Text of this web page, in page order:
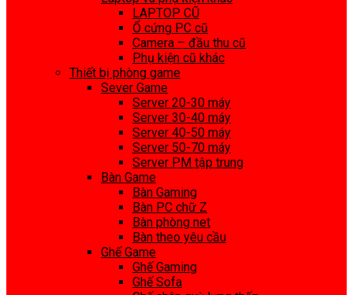
LAPTOP CŨ
Ổ cứng PC cũ
Camera – đầu thu cũ
Phụ kiện cũ khác
Thiết bị phòng game
Sever Game
Server 20-30 máy
Server 30-40 máy
Server 40-50 máy
Server 50-70 máy
Server PM tập trung
Bàn Game
Bàn Gaming
Bàn PC chữ Z
Bàn phòng net
Bàn theo yêu cầu
Ghế Game
Ghế Gaming
Ghế Sofa